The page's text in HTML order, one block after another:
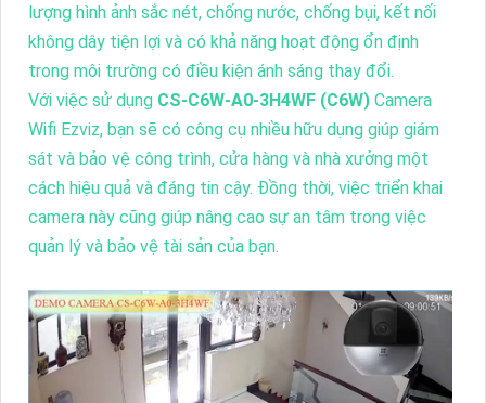
lượng hình ảnh sắc nét, chống nước, chống bụi, kết nối
không dây tiện lợi và có khả năng hoạt động ổn định
trong môi trường có điều kiện ánh sáng thay đổi.
Với việc sử dụng CS-C6W-A0-3H4WF (C6W) Camera
Wifi Ezviz, bạn sẽ có công cụ nhiều hữu dụng giúp giám
sát và bảo vệ công trình, cửa hàng và nhà xưởng một
cách hiệu quả và đáng tin cậy. Đồng thời, việc triển khai
camera này cũng giúp nâng cao sự an tâm trong việc
quản lý và bảo vệ tài sản của bạn.